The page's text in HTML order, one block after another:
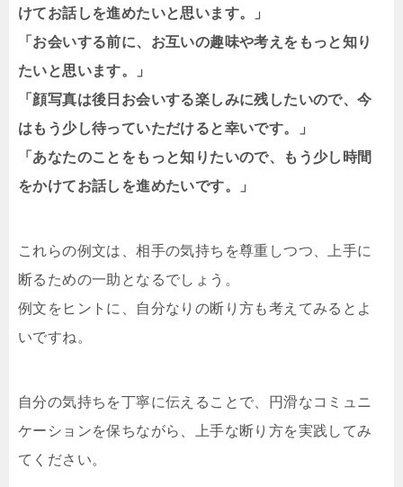
けてお話しを進めたいと思います。」
「お会いする前に、お互いの趣味や考えをもっと知り
たいと思います。」
「顔写真は後日お会いする楽しみに残したいので、今
はもう少し待っていただけると幸いです。」
「あなたのことをもっと知りたいので、もう少し時間
をかけてお話しを進めたいです。」
これらの例文は、相手の気持ちを尊重しつつ、上手に
断るための一助となるでしょう。
例文をヒントに、自分なりの断り方も考えてみるとよ
いですね。
自分の気持ちを丁寧に伝えることで、円滑なコミュニ
ケーションを保ちながら、上手な断り方を実践してみ
てください。